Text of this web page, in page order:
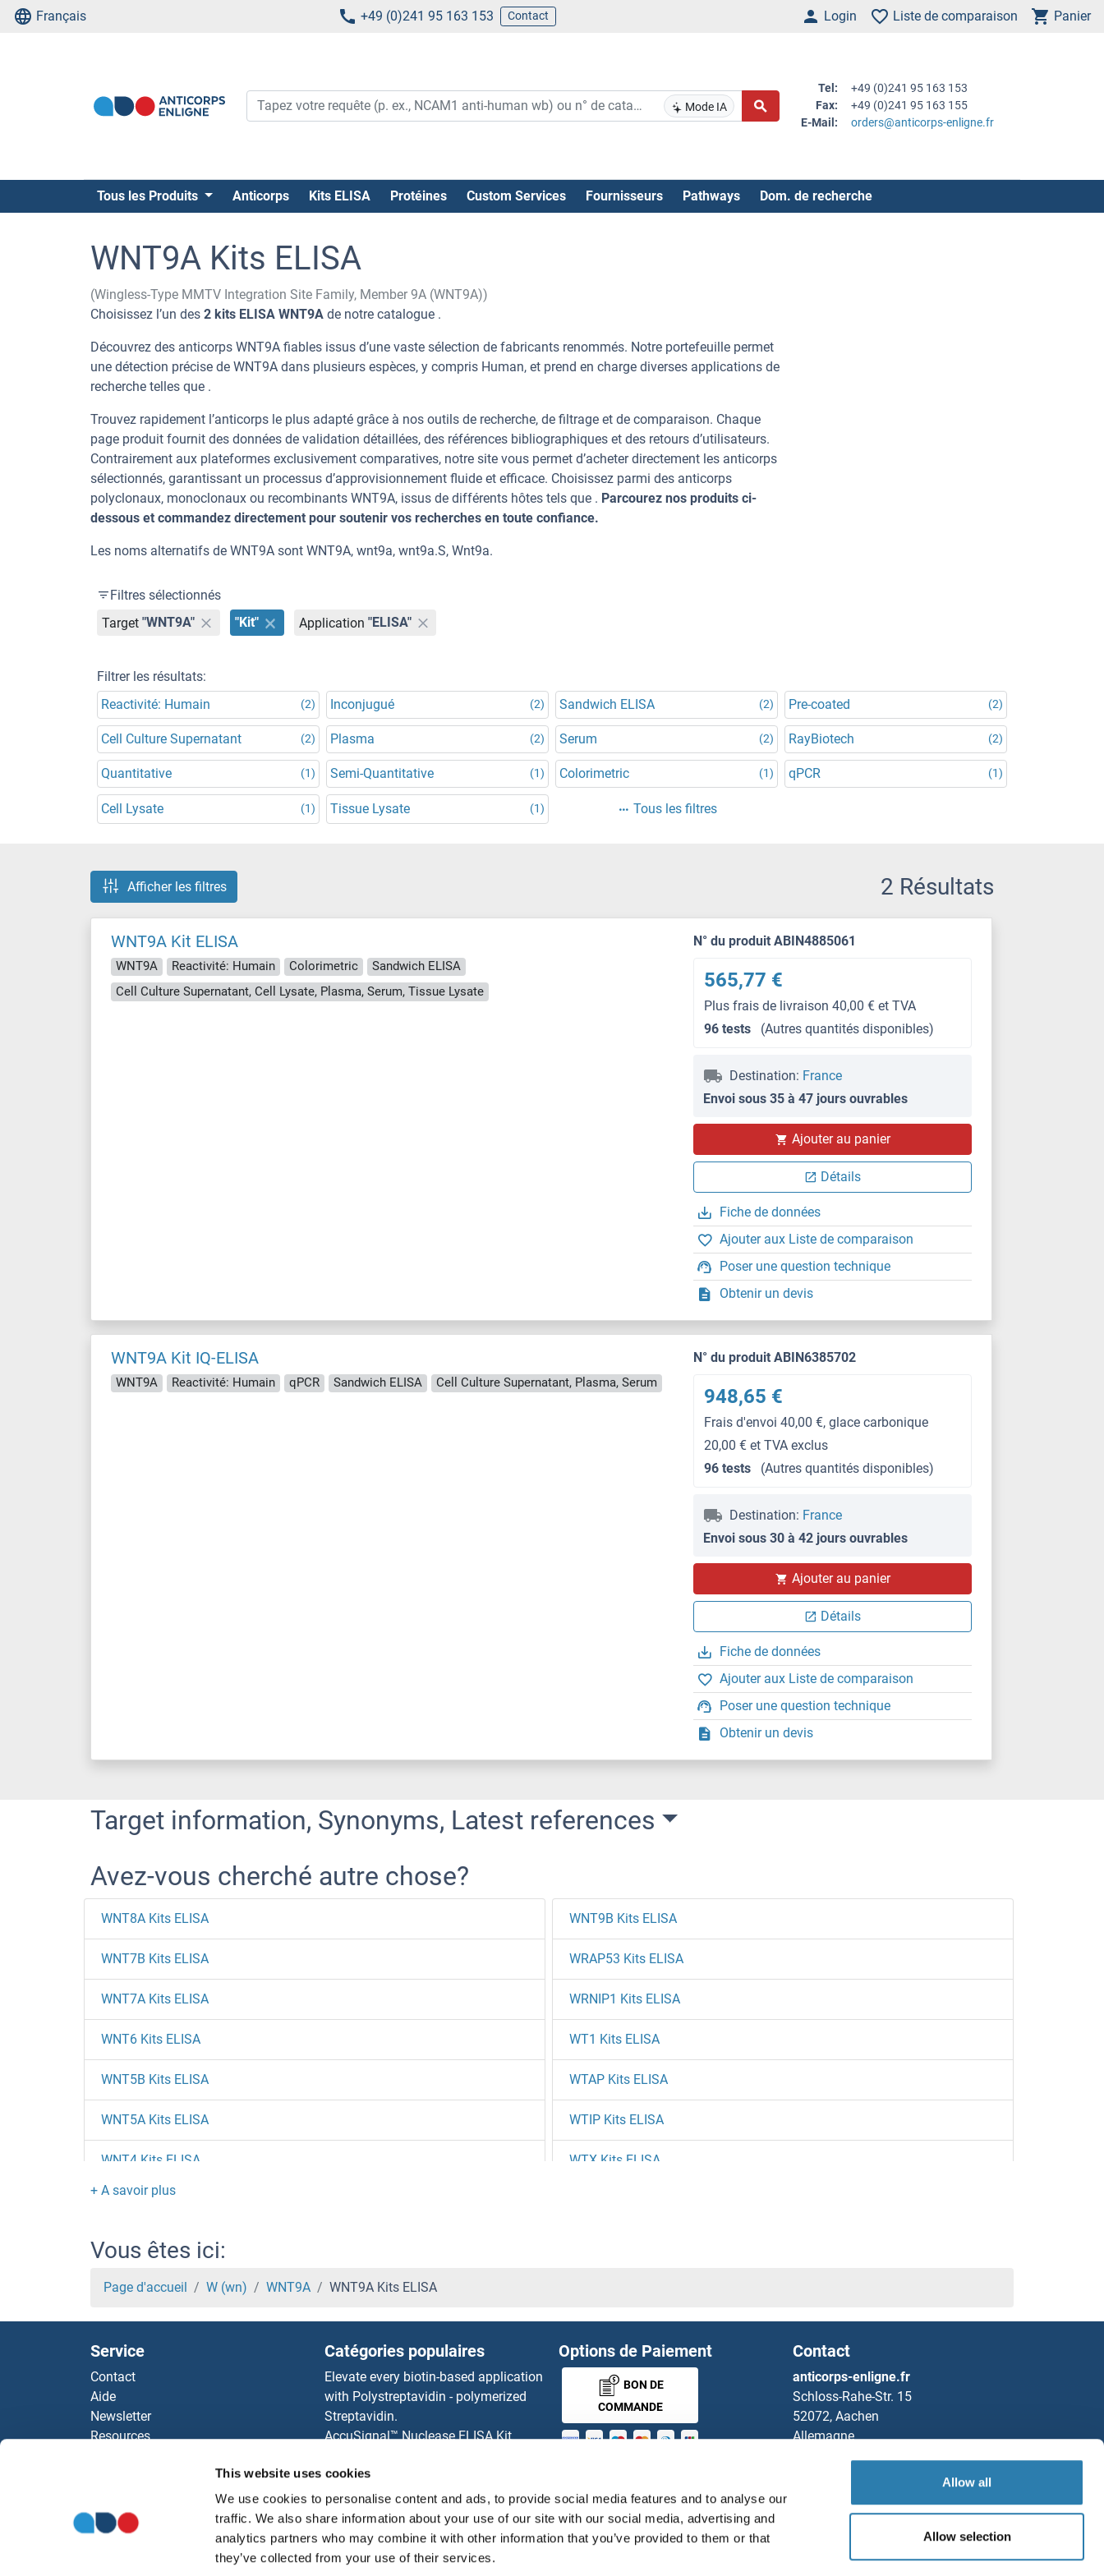
This website uses cookies
We use cookies to personalise content and ads, to provide social media features and to analyse our
traffic. We also share information about your use of our site with our social media, advertising and
analytics partners who may combine it with other information that you’ve provided to them or that
they’ve collected from your use of their services.
Allow all
Allow selection
Français +49 (0)241 95 163 153 Contact Login Liste de comparaison Panier
Mode IA
Tel:
+49 (0)241 95 163 153
Fax:
+49 (0)241 95 163 155
E-Mail:
orders@anticorps-enligne.fr
Tous les Produits Anticorps Kits ELISA Protéines Custom Services Fournisseurs Pathways Dom. de recherche
WNT9A Kits ELISA
(Wingless-Type MMTV Integration Site Family, Member 9A (WNT9A))
Choisissez l’un des 2 kits ELISA WNT9A de notre catalogue .
Découvrez des anticorps WNT9A fiables issus d’une vaste sélection de fabricants renommés. Notre portefeuille permet
une détection précise de WNT9A dans plusieurs espèces, y compris Human, et prend en charge diverses applications de
recherche telles que .
Trouvez rapidement l’anticorps le plus adapté grâce à nos outils de recherche, de filtrage et de comparaison. Chaque
page produit fournit des données de validation détaillées, des références bibliographiques et des retours d’utilisateurs.
Contrairement aux plateformes exclusivement comparatives, notre site vous permet d’acheter directement les anticorps
sélectionnés, garantissant un processus d’approvisionnement fluide et efficace. Choisissez parmi des anticorps
polyclonaux, monoclonaux ou recombinants WNT9A, issus de différents hôtes tels que . Parcourez nos produits ci-
dessous et commandez directement pour soutenir vos recherches en toute confiance.
Les noms alternatifs de WNT9A sont WNT9A, wnt9a, wnt9a.S, Wnt9a.
Filtres sélectionnés
Target "WNT9A" "Kit" Application "ELISA"
Filtrer les résultats:
Reactivité: Humain
(2) Inconjugué (2) Sandwich ELISA (2) Pre-coated (2)
Cell Culture Supernatant (2) Plasma (2) Serum (2) RayBiotech (2)
Quantitative (1) Semi-Quantitative (1) Colorimetric (1) qPCR (1)
Cell Lysate (1) Tissue Lysate (1) Tous les filtres
Afficher les filtres 2 Résultats
WNT9A Kit ELISA
WNT9A Reactivité: Humain Colorimetric
Sandwich ELISA
Cell Culture Supernatant, Cell Lysate, Plasma, Serum, Tissue Lysate
N° du produit ABIN4885061
565,77 €
Plus frais de livraison 40,00 € et TVA
96 tests
(Autres quantités disponibles)
Destination: France
Envoi sous 35 à 47 jours ouvrables
Ajouter au panier
Détails
Fiche de données
Ajouter aux Liste de comparaison
Poser une question technique
Obtenir un devis
WNT9A Kit IQ-ELISA
WNT9A Reactivité: Humain qPCR Sandwich ELISA Cell Culture Supernatant, Plasma, Serum
N° du produit ABIN6385702
948,65 €
Frais d'envoi 40,00 €, glace carbonique
20,00 € et TVA exclus
96 tests
(Autres quantités disponibles)
Destination: France
Envoi sous 30 à 42 jours ouvrables
Ajouter au panier
Détails
Fiche de données
Ajouter aux Liste de comparaison
Poser une question technique
Obtenir un devis
Target information, Synonyms, Latest references
Avez-vous cherché autre chose?
WNT8A Kits ELISA
WNT7B Kits ELISA
WNT7A Kits ELISA
WNT6 Kits ELISA
WNT5B Kits ELISA
WNT5A Kits ELISA
WNT4 Kits ELISA
WNT3A Kits ELISA
WNT3 Kits ELISA
WNT2 Kits ELISA
WNT16 Kits ELISA
WNT10B Kits ELISA
WNT10A Kits ELISA
WNT1 Kits ELISA
WISP3 Kits ELISA
WNT9B Kits ELISA
WRAP53 Kits ELISA
WRNIP1 Kits ELISA
WT1 Kits ELISA
WTAP Kits ELISA
WTIP Kits ELISA
WTX Kits ELISA
Xanthine Dehydrogenase Kits ELISA
Xanthine Oxidase Kits ELISA
XBP1 Kits ELISA
XCL1 Kits ELISA
XCR1 Kits ELISA
Vous êtes ici:
Page d'accueil W (wn) WNT9A WNT9A Kits ELISA
Service
Contact
Aide
Newsletter
Resources
Catégories populaires
Elevate every biotin-based application
with Polystreptavidin - polymerized
Streptavidin.
AccuSignal™ Nuclease ELISA Kit
Rockland Original products
ELISA Kits
antibodies online purchase process
Nos distributeurs
Options de Paiement
BON DE
COMMANDE
GUARANTEE
Contact
anticorps-enligne.fr
Schloss-Rahe-Str. 15
52072, Aachen
Allemagne
+49 (0)241 95 163 155
Partners
Sauvegarder / Partager